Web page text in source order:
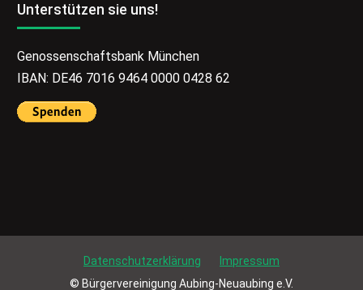
Unterstützen sie uns!
Genossenschaftsbank München
IBAN: DE46 7016 9464 0000 0428 62
Datenschutzerklärung
Impressum
© Bürgervereinigung Aubing-Neuaubing e.V.